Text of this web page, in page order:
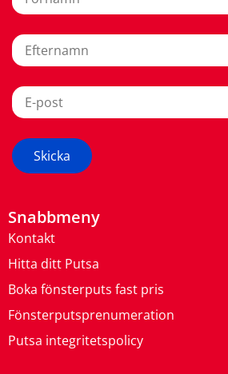
Snabbmeny
Kontakt
Hitta ditt Putsa
Boka fönsterputs fast pris
Fönsterputsprenumeration
Putsa integritetspolicy